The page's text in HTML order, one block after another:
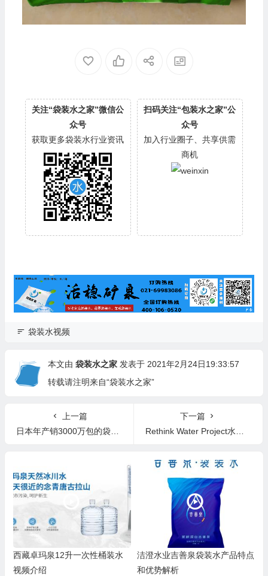
关注“袋装水之家”微信公
众号
获取更多袋装水行业资讯
扫码关注“包装水之家”公
众号
加入行业圈子、共享供需
商机
袋装水视频
本文由 袋装水之家发表于 2021年2月24日19:33:57
转载请注明来自“袋装水之家”
上一篇
日本年产销3000万包的袋装水企业
下一篇
Rethink Water Project水的重构想，创新盒装水(BIB/Bag in Box)
西藏卓玛泉12升一次性桶装水
视频介绍
洁澄水业吉善泉袋装水产品特点
和优势解析